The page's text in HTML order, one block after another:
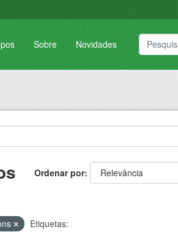
Sobre Novidades
Ordenar por
Etiquetas: